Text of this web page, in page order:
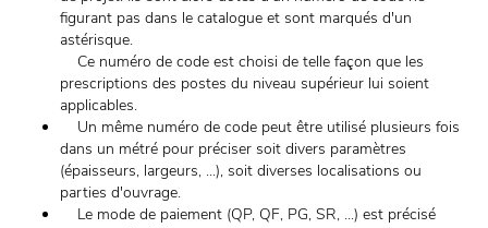
figurant pas dans le catalogue et sont marqués d'un
astérisque.
Ce numéro de code est choisi de telle façon que les
prescriptions des postes du niveau supérieur lui soient
applicables.
Un même numéro de code peut être utilisé plusieurs fois
dans un métré pour préciser soit divers paramètres
(épaisseurs, largeurs, ...), soit diverses localisations ou
parties d'ouvrage.
Le mode de paiement (QP, QF, PG, SR, ...) est précisé